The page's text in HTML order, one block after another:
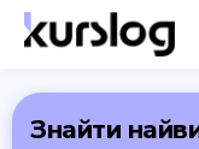
Знайти